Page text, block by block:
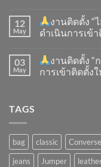
12
May
งานติดตั้ง “
ดำเนินการเข้
03
May
งานติดตั้ง “
การเข้าติดตั้ง​
TAGS
bag classic Converse
jeans
Jumper